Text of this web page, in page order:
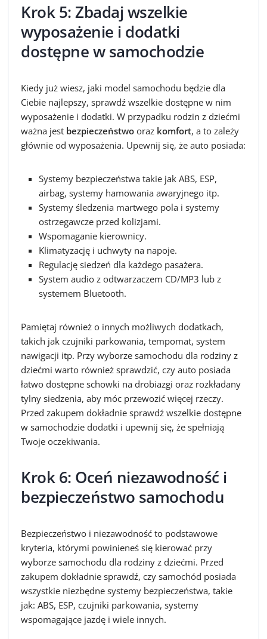
Krok 5: Zbadaj wszelkie
wyposażenie i dodatki
dostępne w samochodzie
Kiedy już wiesz, jaki model samochodu będzie dla
Ciebie najlepszy, sprawdź wszelkie dostępne w nim
wyposażenie i dodatki. W przypadku rodzin z dziećmi
ważna jest bezpieczeństwo oraz komfort, a to zależy
głównie od wyposażenia. Upewnij się, że auto posiada:
Systemy bezpieczeństwa takie jak ABS, ESP,
airbag, systemy hamowania awaryjnego itp.
Systemy śledzenia martwego pola i systemy
ostrzegawcze przed kolizjami.
Wspomaganie kierownicy.
Klimatyzację i uchwyty na napoje.
Regulację siedzeń dla każdego pasażera.
System audio z odtwarzaczem CD/MP3 lub z
systemem Bluetooth.
Pamiętaj również o innych możliwych dodatkach,
takich jak czujniki parkowania, tempomat, system
nawigacji itp. Przy wyborze samochodu dla rodziny z
dziećmi warto również sprawdzić, czy auto posiada
łatwo dostępne schowki na drobiazgi oraz rozkładany
tylny siedzenia, aby móc przewozić więcej rzeczy.
Przed zakupem dokładnie sprawdź wszelkie dostępne
w samochodzie dodatki i upewnij się, że spełniają
Twoje oczekiwania.
Krok 6: Oceń niezawodność i
bezpieczeństwo samochodu
Bezpieczeństwo i niezawodność to podstawowe
kryteria, którymi powinieneś się kierować przy
wyborze samochodu dla rodziny z dziećmi. Przed
zakupem dokładnie sprawdź, czy samochód posiada
wszystkie niezbędne systemy bezpieczeństwa, takie
jak: ABS, ESP, czujniki parkowania, systemy
wspomagające jazdę i wiele innych.